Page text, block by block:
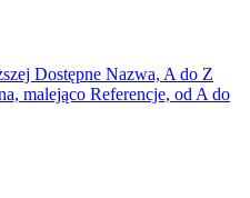
Dostępne Nazwa, A do Z
malejąco Referencje, od A do